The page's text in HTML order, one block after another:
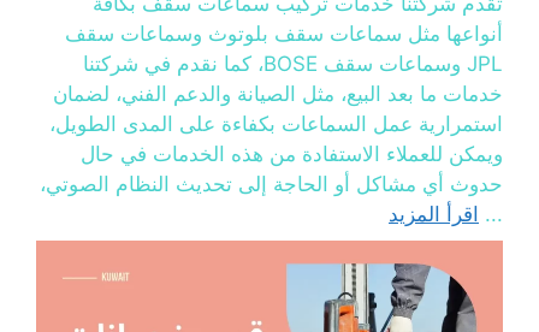
أنواعها مثل سماعات سقف بلوتوث وسماعات سقف
JPL وسماعات سقف BOSE، كما نقدم في شركتنا
خدمات ما بعد البيع، مثل الصيانة والدعم الفني، لضمان
استمرارية عمل السماعات بكفاءة على المدى الطويل،
ويمكن للعملاء الاستفادة من هذه الخدمات في حال
حدوث أي مشاكل أو الحاجة إلى تحديث النظام الصوتي،
... اقرأ المزيد